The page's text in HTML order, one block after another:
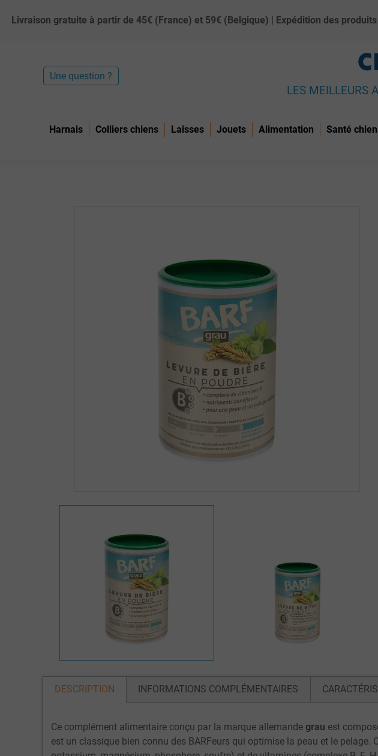
Livraison gratuite à partir de 45€ (France) et 59€ (Belgique) | Expédition des
Une question ?
LES MEILLEURS
Harnais Colliers chiens Laisses Jouets Alimentation Santé chien
DESCRIPTION INFORMATIONS COMPLÉMENTAIRES
Ce complément alimentaire conçu par la marque allemande grau est
est un classique bien connu des BARFeurs qui optimise la peau et le